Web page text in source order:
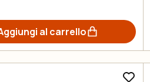
al carrello